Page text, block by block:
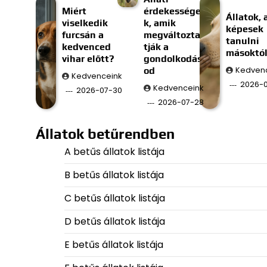
Miért
viselkedik
furcsán a
kedvenced
vihar előtt?
Kedvenceink
2026-07-30
érdekessége
k, amik
megváltozta
tják a
gondolkodás
od
Kedvenceink
2026-07-28
Állatok,
képesek
tanulni
másoktól
2026-
Állatok betűrendben
A betűs állatok listája
B betűs állatok listája
C betűs állatok listája
D betűs állatok listája
E betűs állatok listája